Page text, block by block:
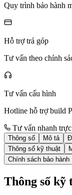
Quy trình bảo hành
Hỗ trợ trả góp
Tư vấn theo chính
Tư vấn cấu hình
Hotline hỗ trợ build
Tư vấn nhanh
Thông số Mô tả
Thông số kỹ thuật
Chính sách bảo hành
Thông số kỹ